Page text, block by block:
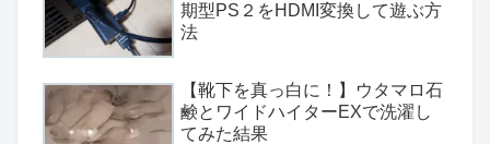
期型PS２をHDMI変換して遊ぶ方
法
【靴下を真っ白に！】ウタマロ石
鹸とワイドハイターEXで洗濯し
てみた結果